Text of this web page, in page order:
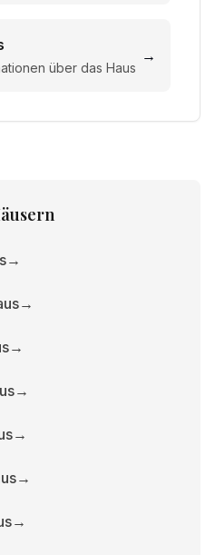
über das Haus
→
→
→
→
→
→
→
→